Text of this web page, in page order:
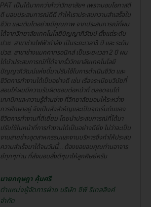
PAT เป็นได้มากกว่าคำว่าวิทยาลัยฯ เพราะมอบโอกาสดี
ดี มอบประสบการณ์ดีดี ทำให้เราประสบความสำเสร็จใน
ชีวิต และเติมโตอย่างมีคุณภาพ จากประสบการณ์ที่ผม
ได้จากวิทยาลัยเทคโนโลยีปัญญาภิวัฒน์ ตั้งแต่ระดับ
ปวช. สาขาช่างไฟฟ้ากำลัง เป็นระยะเวลา3 ปี และ ระดับ
ปวส. สาขาช่างแมคคาทรอนิกส์ เป็นระยะเวลา 2 ปี ผม
ได้นำประสบการณ์ที่ได้จากรั้ววิทยาลัยเทคโนโลยี
ปัญญาภิวัฒน์แห่งนี้มาปรับใช้ในการดำเนินชีวิต และ
ชีวิตการทำงานได้เป็นอย่างดี เช่น เรื่องระเบียบวินัยที่
สอนให้ผมมีความรับผิดชอบต่อหน้าที่ ตลอดจนได้
เทคนิคและความรู้ด้านช่าง ที่วิทยาลัยมอบให้ระหว่าง
การศึกษาอยู่ จึงเป็นสิ่งสำคัญและเป็นจุดเริ่มต้นของ
ชีวิตการทำงานที่ดีเยี่ยม โดยนำประสบการณ์ที่ได้มา
ปรับใช้ในหน้าที่การทำงานได้เป็นอย่างดียิ่ง ไม่ว่าจะเป็น
งานสายช่างอุตสาหกรรมและงานบริหารจึงทำให้ประสบ
ความสำเร็จมาได้จนวันนี้...ต้องขอขอบคุณท่านอาจาร
ย์ทุกๆท่าน ที่ส่งมอบสิ่งดีๆมาให้ลูกศิษย์ครับ
นายกฤษฎา คุ้มศรี
ตำแหน่งผู้จัดการฝ่าย บริษัท ซีพี รีเทลลิงค์
จำกัด